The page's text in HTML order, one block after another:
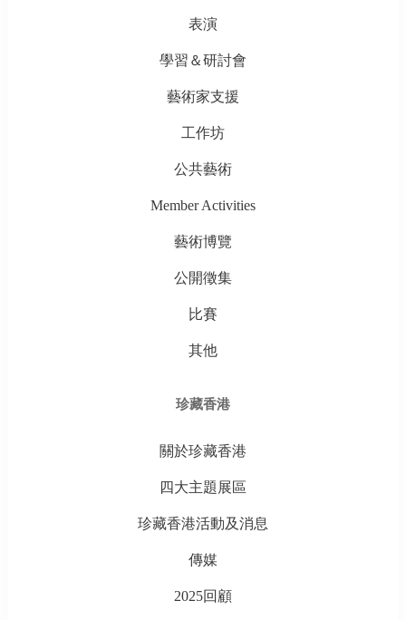
表演
學習＆研討會
藝術家支援
工作坊
公共藝術
Member Activities
藝術博覽
公開徵集
比賽
其他
珍藏香港
關於珍藏香港
四大主題展區
珍藏香港活動及消息
傳媒
2025回顧